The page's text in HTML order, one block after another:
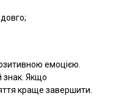
емоцією.
Якщо
краще завершити.